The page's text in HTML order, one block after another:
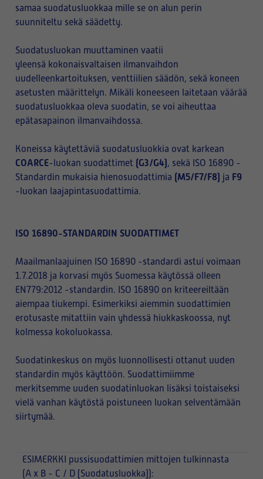
samaa suodatusluokkaa mille se on alun perin
suunniteltu sekä säädetty.
Suodatusluokan muuttaminen vaatii
yleensä kokonaisvaltaisen ilmanvaihdon
uudelleenkartoituksen, venttiilien säädön, sekä koneen
asetusten määrittelyn. Mikäli koneeseen laitetaan väärää
suodatusluokkaa oleva suodatin, se voi aiheuttaa
epätasapainon ilmanvaihdossa.
Koneissa käytettäviä suodatusluokkia ovat karkean
COARCE-luokan suodattimet (G3/G4), sekä ISO 16890 -
Standardin mukaisia hienosuodattimia (M5/F7/F8) ja F9
-luokan laajapintasuodattimia.
ISO 16890-STANDARDIN SUODATTIMET
Maailmanlaajuinen ISO 16890 -standardi astui voimaan
1.7.2018 ja korvasi myös Suomessa käytössä olleen
EN779:2012 -standardin. ISO 16890 on kriteereiltään
aiempaa tiukempi. Esimerkiksi aiemmin suodattimien
erotusaste mitattiin vain yhdessä hiukkaskoossa, nyt
kolmessa kokoluokassa.
Suodatinkeskus on myös luonnollisesti ottanut uuden
standardin myös käyttöön. Suodattimiimme
merkitsemme uuden suodatinluokan lisäksi toistaiseksi
vielä vanhan käytöstä poistuneen luokan selventämään
siirtymää.
ESIMERKKI pussisuodattimien mittojen tulkinnasta
(A x B - C / D [Suodatusluokka]):